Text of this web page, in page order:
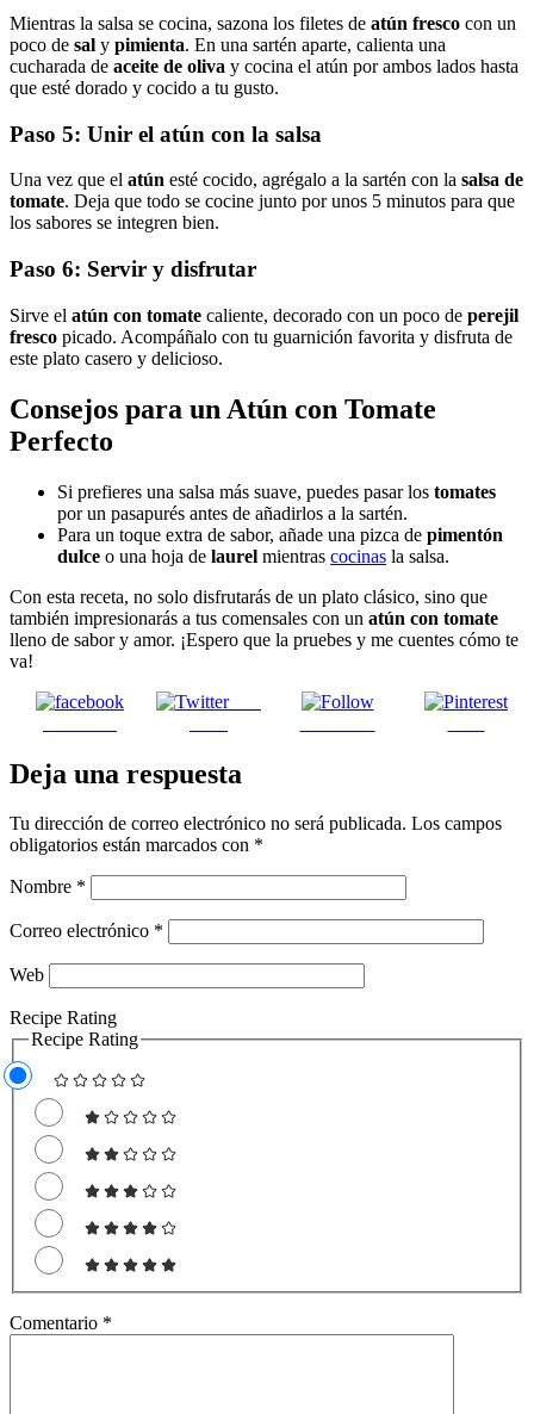
Mientras la salsa se cocina, sazona los filetes de atún fresco con un
poco de sal y pimienta. En una sartén aparte, calienta una
cucharada de aceite de oliva y cocina el atún por ambos lados hasta
que esté dorado y cocido a tu gusto.
Paso 5: Unir el atún con la salsa
Una vez que el atún esté cocido, agrégalo a la sartén con la salsa de
tomate. Deja que todo se cocine junto por unos 5 minutos para que
los sabores se integren bien.
Paso 6: Servir y disfrutar
Sirve el atún con tomate caliente, decorado con un poco de perejil
fresco picado. Acompáñalo con tu guarnición favorita y disfruta de
este plato casero y delicioso.
Consejos para un Atún con Tomate
Perfecto
Si prefieres una salsa más suave, puedes pasar los tomates
por un pasapurés antes de añadirlos a la sartén.
Para un toque extra de sabor, añade una pizca de pimentón
dulce o una hoja de laurel mientras cocinas la salsa.
Con esta receta, no solo disfrutarás de un plato clásico, sino que
también impresionarás a tus comensales con un atún con tomate
lleno de sabor y amor. ¡Espero que la pruebes y me cuentes cómo te
va!
Post
Deja una respuesta
Tu dirección de correo electrónico no será publicada. Los campos
obligatorios están marcados con *
Nombre *
Correo electrónico *
Web
Recipe Rating
Recipe Rating
Comentario *